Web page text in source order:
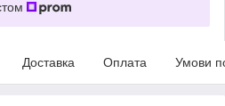
Доставка Оплата Умови